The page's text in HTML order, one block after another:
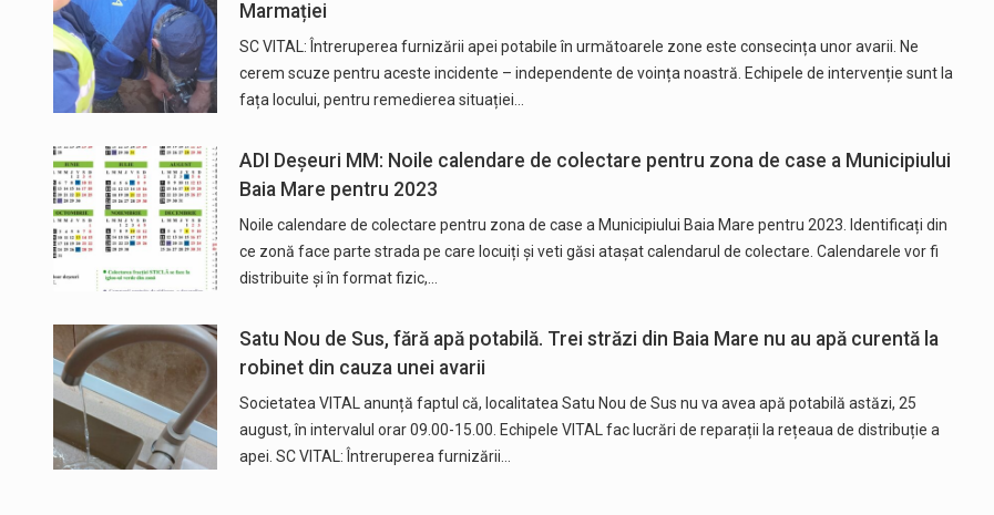
Marmației
SC VITAL: Întreruperea furnizării apei potabile în următoarele zone este consecința unor avarii. Ne
cerem scuze pentru aceste incidente – independente de voința noastră. Echipele de intervenție sunt la
fața locului, pentru remedierea situației…
ADI Deșeuri MM: Noile calendare de colectare pentru zona de case a Municipiului
Baia Mare pentru 2023
Noile calendare de colectare pentru zona de case a Municipiului Baia Mare pentru 2023. Identificați din
ce zonă face parte strada pe care locuiți și veti găsi atașat calendarul de colectare. Calendarele vor fi
distribuite și în format fizic,…
Satu Nou de Sus, fără apă potabilă. Trei străzi din Baia Mare nu au apă curentă la
robinet din cauza unei avarii
Societatea VITAL anunță faptul că, localitatea Satu Nou de Sus nu va avea apă potabilă astăzi, 25
august, în intervalul orar 09.00-15.00. Echipele VITAL fac lucrări de reparații la rețeaua de distribuție a
apei. SC VITAL: Întreruperea furnizării…